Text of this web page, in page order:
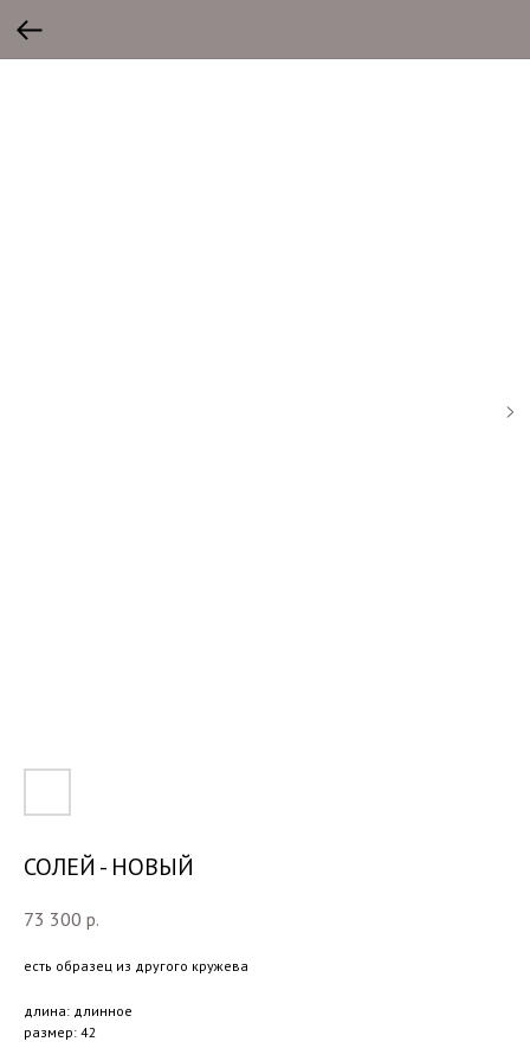
СОЛЕЙ - НОВЫЙ
73 300 р.
есть образец из другого кружева
длина: длинное
размер: 42